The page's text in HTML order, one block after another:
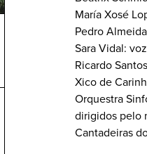
María Xosé
Pedro
Sara Vidal:
Ricardo
Xico de
Orquestra
dirigidos pelo
Cantadeiras